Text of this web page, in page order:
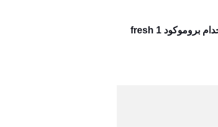
بأستخدام بروموكود fresh 1